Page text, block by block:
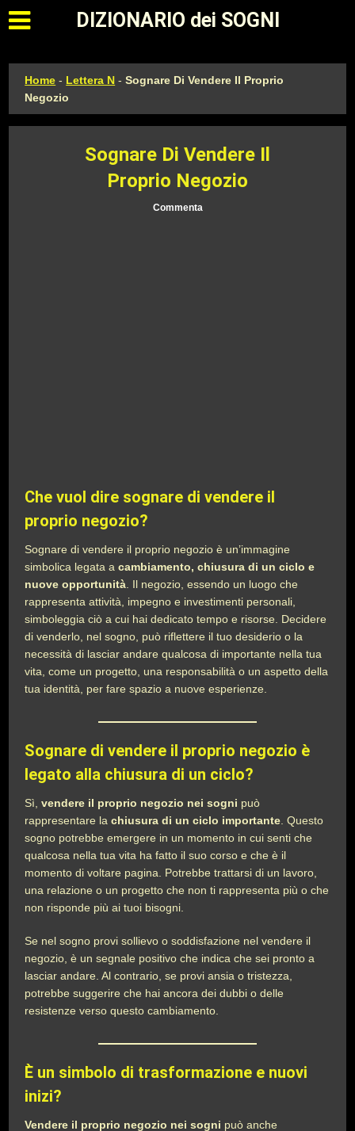
Apri il menu principale
DIZIONARIO dei SOGNI
Home - Lettera N -Sognare Di Vendere Il Proprio
Negozio
Sognare Di Vendere Il
Proprio Negozio
Commenta
Che vuol dire sognare di vendere il
proprio negozio?
Sognare di vendere il proprio negozio è un’immagine
simbolica legata acambiamento, chiusura di un ciclo e
nuove opportunità . Il negozio, essendo un luogo che
rappresenta attività, impegno e investimenti personali,
simboleggia ciò a cui hai dedicato tempo e risorse. Decidere
di venderlo, nel sogno, può riflettere il tuo desiderio o la
necessità di lasciar andare qualcosa di importante nella tua
vita, come un progetto, una responsabilità o un aspetto della
tua identità, per fare spazio a nuove esperienze.
Sognare di vendere il proprio negozio è
legato alla chiusura di un ciclo?
Sì,vendere il proprio negozio nei sogni può
rappresentare lachiusura di un ciclo importante . Questo
sogno potrebbe emergere in un momento in cui senti che
qualcosa nella tua vita ha fatto il suo corso e che è il
momento di voltare pagina. Potrebbe trattarsi di un lavoro,
una relazione o un progetto che non ti rappresenta più o che
non risponde più ai tuoi bisogni.
Se nel sogno provi sollievo o soddisfazione nel vendere il
negozio, è un segnale positivo che indica che sei pronto a
lasciar andare. Al contrario, se provi ansia o tristezza,
potrebbe suggerire che hai ancora dei dubbi o delle
resistenze verso questo cambiamento.
È un simbolo di trasformazione e nuovi
inizi?
Vendere il proprio negozio nei sogni può anche